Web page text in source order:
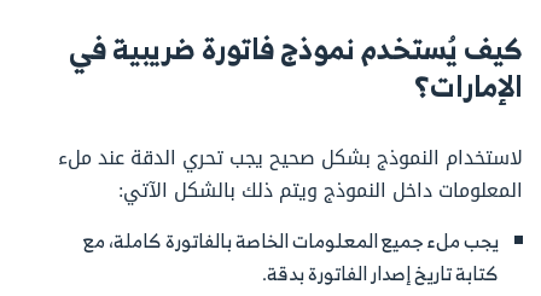
كيف يُستخدم نموذج فاتورة ضريبية في
الإمارات؟
لاستخدام النموذج بشكل صحيح يجب تحري الدقة عند ملء
المعلومات داخل النموذج ويتم ذلك بالشكل الآتي:
يجب ملء جميع المعلومات الخاصة بالفاتورة كاملة، مع
كتابة تاريخ إصدار الفاتورة بدقة.